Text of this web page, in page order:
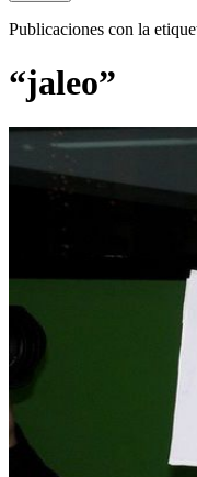
Publicaciones con la
“jaleo”